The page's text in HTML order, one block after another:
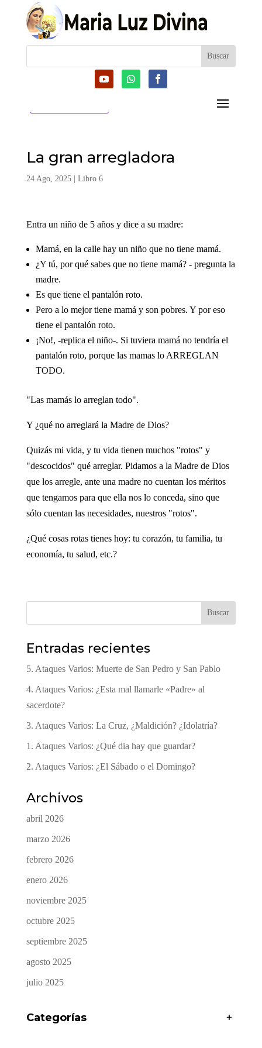
La gran arregladora
24 Ago, 2025| Libro 6
Entra un niño de 5 años y dice a su madre:
Mamá, en la calle hay un niño que no tiene mamá.
¿Y tú, por qué sabes que no tiene mamá? - pregunta la
madre.
Es que tiene el pantalón roto.
Pero a lo mejor tiene mamá y son pobres. Y por eso
tiene el pantalón roto.
¡No!, -replica el niño-. Si tuviera mamá no tendría el
pantalón roto, porque las mamas lo ARREGLAN
TODO.
"Las mamás lo arreglan todo".
Y ¿qué no arreglará la Madre de Dios?
Quizás mi vida, y tu vida tienen muchos "rotos" y
"descocidos" qué arreglar. Pidamos a la Madre de Dios
que los arregle, ante una madre no cuentan los méritos
que tengamos para que ella nos lo conceda, sino que
sólo cuentan las necesidades, nuestros "rotos".
¿Qué cosas rotas tienes hoy: tu corazón, tu familia, tu
economía, tu salud, etc.?
Buscar
Entradas recientes
5. Ataques Varios: Muerte de San Pedro y San Pablo
4. Ataques Varios: ¿Esta mal llamarle «Padre» al
sacerdote?
3. Ataques Varios: La Cruz, ¿Maldición? ¿Idolatría?
1. Ataques Varios: ¿Qué dia hay que guardar?
2. Ataques Varios: ¿El Sábado o el Domingo?
Archivos
abril 2026
marzo 2026
febrero 2026
enero 2026
noviembre 2025
octubre 2025
septiembre 2025
agosto 2025
julio 2025
Categorías +